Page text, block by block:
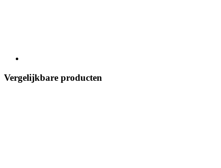
Vergelijkbare producten